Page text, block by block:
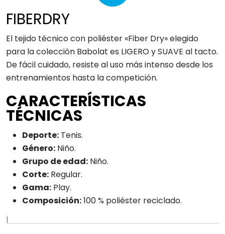
FIBERDRY
El tejido técnico con poliéster «Fiber Dry» elegido
para la colección Babolat es LIGERO y SUAVE al tacto.
De fácil cuidado, resiste al uso más intenso desde los
entrenamientos hasta la competición.
CARACTERÍSTICAS
TÉCNICAS
Deporte: Tenis.
Género: Niño.
Grupo de edad: Niño.
Corte: Regular.
Gama: Play.
Composición:100 % poliéster reciclado.
|